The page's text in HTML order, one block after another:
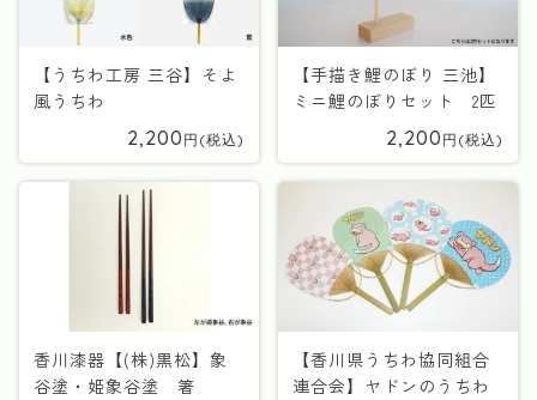
【うちわ工房 三谷】そよ
風うちわ
2,200
【手描き鯉のぼり 三池】
ミニ鯉のぼりセット 2匹
2,200
香川漆器【(株)黒松】象
谷塗・姫象谷塗 箸
【香川県うちわ協同組合
連合会】ヤドンのうちわ